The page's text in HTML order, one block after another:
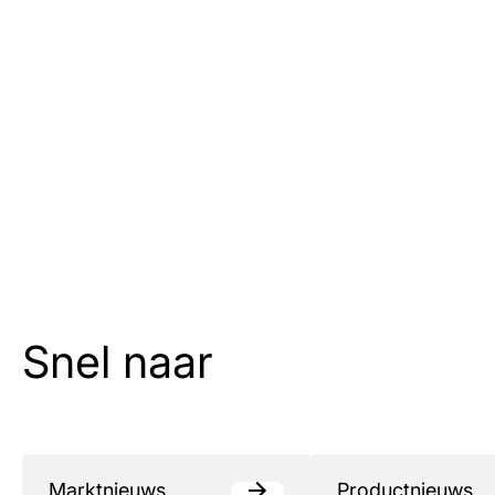
Snel naar
Marktnieuws Productnieuws